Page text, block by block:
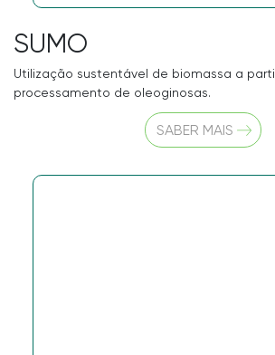
SUMO
Utilização sustentável de biomassa a
processamento de oleoginosas.
SABER MAIS